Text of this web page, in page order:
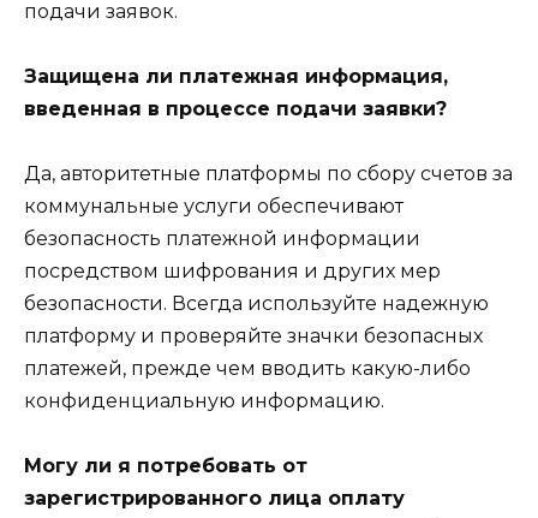
подачи заявок.
Защищена ли платежная информация,
введенная в процессе подачи заявки?
Да, авторитетные платформы по сбору счетов за
коммунальные услуги обеспечивают
безопасность платежной информации
посредством шифрования и других мер
безопасности. Всегда используйте надежную
платформу и проверяйте значки безопасных
платежей, прежде чем вводить какую-либо
конфиденциальную информацию.
Могу ли я потребовать от
зарегистрированного лица оплату